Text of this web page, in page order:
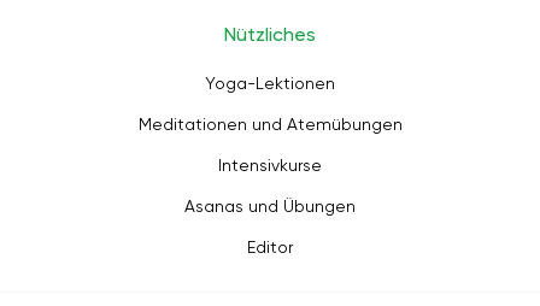
Nützliches
Yoga-Lektionen
Meditationen und Atemübungen
Intensivkurse
Asanas und Übungen
Editor